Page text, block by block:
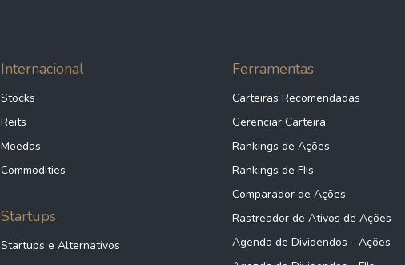
Internacional
Stocks
Reits
Moedas
Commodities
Startups
Startups e Alternativos
Ferramentas
Carteiras Recomendadas
Gerenciar Carteira
Rankings de Ações
Rankings de FIIs
Comparador de Ações
Rastreador de Ativos de Ações
Agenda de Dividendos - Ações